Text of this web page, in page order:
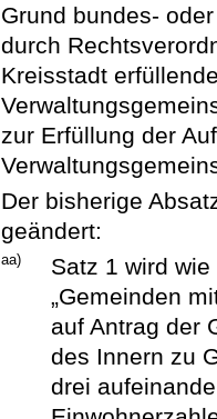
Grund bundes-
durch
Kreisstadt
zur Erfüllung der
Der bisherige
geändert:
aa)
Satz 1 wird
„Gemeinden
auf Antrag der
des Innern zu
drei